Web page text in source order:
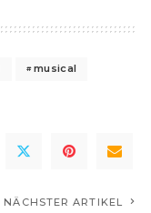
musical
NÄCHSTER ARTIKEL